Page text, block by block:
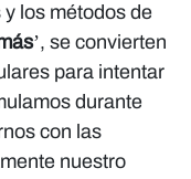
los métodos de
’, se convierten
para intentar
durante
con las
nuestro